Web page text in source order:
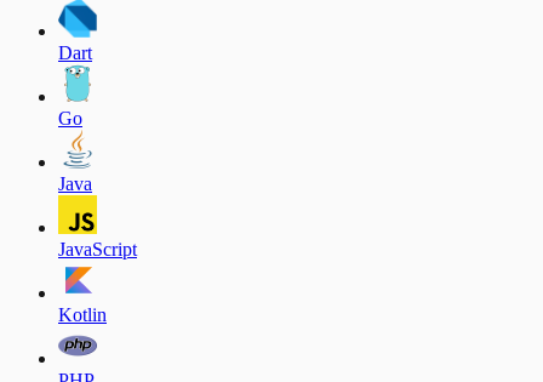
Dart
Go
Java
JavaScript
Kotlin